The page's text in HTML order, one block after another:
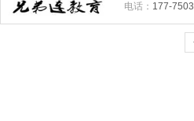
电话： 177-